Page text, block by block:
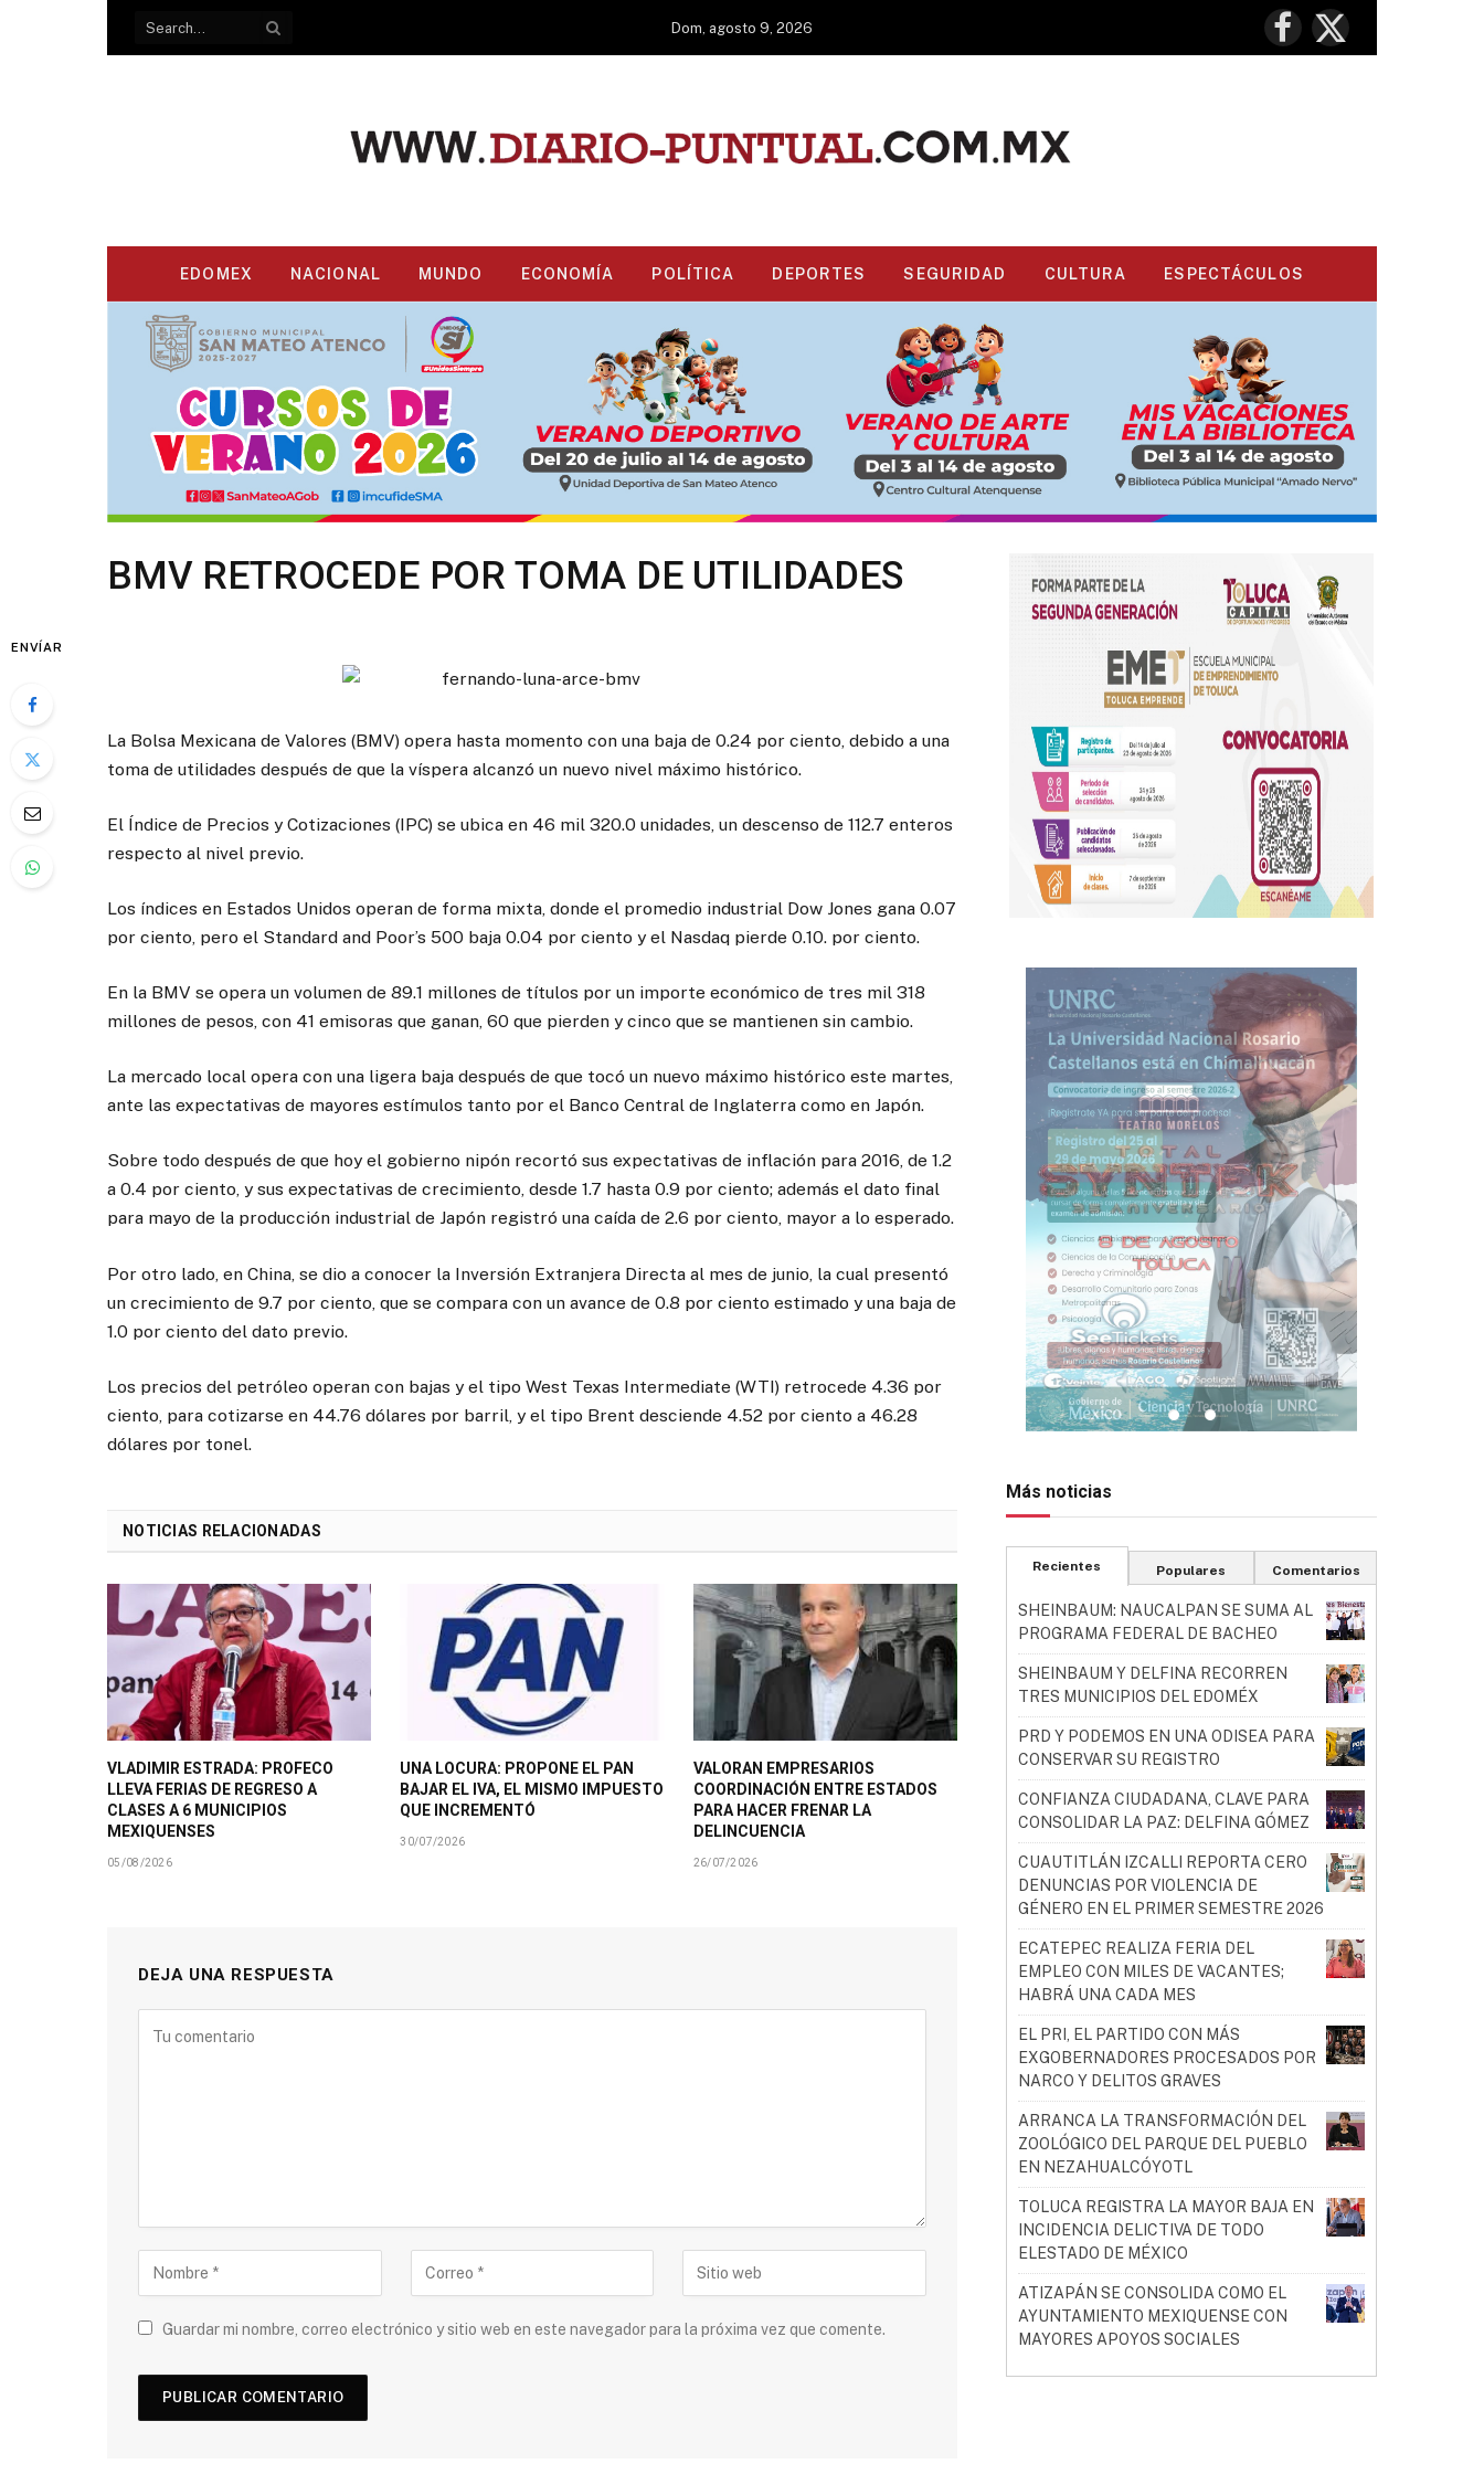
Dom, agosto 9, 2026
Facebook
X
(Twitter)
EDOMEX NACIONAL MUNDO ECONOMÍA POLÍTICA DEPORTES SEGURIDAD CULTURA ESPECTÁCULOS
BMV RETROCEDE POR TOMA DE UTILIDADES
ENVÍAR
La Bolsa Mexicana de Valores (BMV) opera hasta momento con una baja de 0.24 por ciento, debido a una
toma de utilidades después de que la víspera alcanzó un nuevo nivel máximo histórico.
El Índice de Precios y Cotizaciones (IPC) se ubica en 46 mil 320.0 unidades, un descenso de 112.7 enteros
respecto al nivel previo.
Los índices en Estados Unidos operan de forma mixta, donde el promedio industrial Dow Jones gana 0.07
por ciento, pero el Standard and Poor’s 500 baja 0.04 por ciento y el Nasdaq pierde 0.10. por ciento.
En la BMV se opera un volumen de 89.1 millones de títulos por un importe económico de tres mil 318
millones de pesos, con 41 emisoras que ganan, 60 que pierden y cinco que se mantienen sin cambio.
La mercado local opera con una ligera baja después de que tocó un nuevo máximo histórico este martes,
ante las expectativas de mayores estímulos tanto por el Banco Central de Inglaterra como en Japón.
Sobre todo después de que hoy el gobierno nipón recortó sus expectativas de inflación para 2016, de 1.2
a 0.4 por ciento, y sus expectativas de crecimiento, desde 1.7 hasta 0.9 por ciento; además el dato final
para mayo de la producción industrial de Japón registró una caída de 2.6 por ciento, mayor a lo esperado.
Por otro lado, en China, se dio a conocer la Inversión Extranjera Directa al mes de junio, la cual presentó
un crecimiento de 9.7 por ciento, que se compara con un avance de 0.8 por ciento estimado y una baja de
1.0 por ciento del dato previo.
Los precios del petróleo operan con bajas y el tipo West Texas Intermediate (WTI) retrocede 4.36 por
ciento, para cotizarse en 44.76 dólares por barril, y el tipo Brent desciende 4.52 por ciento a 46.28
dólares por tonel.
NOTICIAS RELACIONADAS
VLADIMIR ESTRADA: PROFECO
LLEVA FERIAS DE REGRESO A
CLASES A 6 MUNICIPIOS
MEXIQUENSES
05/08/2026
UNA LOCURA: PROPONE EL PAN
BAJAR EL IVA, EL MISMO IMPUESTO
QUE INCREMENTÓ
30/07/2026
VALORAN EMPRESARIOS
COORDINACIÓN ENTRE ESTADOS
PARA HACER FRENAR LA
DELINCUENCIA
26/07/2026
DEJA UNA RESPUESTA
Guardar mi nombre, correo electrónico y sitio web en este navegador para la próxima vez que comente.
Más noticias
Recientes Populares Comentarios
SHEINBAUM: NAUCALPAN SE SUMA AL
PROGRAMA FEDERAL DE BACHEO
SHEINBAUM Y DELFINA RECORREN
TRES MUNICIPIOS DEL EDOMÉX
PRD Y PODEMOS EN UNA ODISEA PARA
CONSERVAR SU REGISTRO
CONFIANZA CIUDADANA, CLAVE PARA
CONSOLIDAR LA PAZ: DELFINA GÓMEZ
CUAUTITLÁN IZCALLI REPORTA CERO
DENUNCIAS POR VIOLENCIA DE
GÉNERO EN EL PRIMER SEMESTRE 2026
ECATEPEC REALIZA FERIA DEL
EMPLEO CON MILES DE VACANTES;
HABRÁ UNA CADA MES
EL PRI, EL PARTIDO CON MÁS
EXGOBERNADORES PROCESADOS POR
NARCO Y DELITOS GRAVES
ARRANCA LA TRANSFORMACIÓN DEL
ZOOLÓGICO DEL PARQUE DEL PUEBLO
EN NEZAHUALCÓYOTL
TOLUCA REGISTRA LA MAYOR BAJA EN
INCIDENCIA DELICTIVA DE TODO
ELESTADO DE MÉXICO
ATIZAPÁN SE CONSOLIDA COMO EL
AYUNTAMIENTO MEXIQUENSE CON
MAYORES APOYOS SOCIALES